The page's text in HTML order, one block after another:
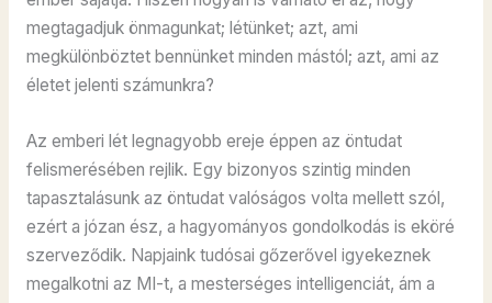
megtagadjuk önmagunkat; létünket; azt, ami
megkülönböztet bennünket minden mástól; azt, ami az
életet jelenti számunkra?
Az emberi lét legnagyobb ereje éppen az öntudat
felismerésében rejlik. Egy bizonyos szintig minden
tapasztalásunk az öntudat valóságos volta mellett szól,
ezért a józan ész, a hagyományos gondolkodás is eköré
szerveződik. Napjaink tudósai gőzerővel igyekeznek
megalkotni az MI-t, a mesterséges intelligenciát, ám a